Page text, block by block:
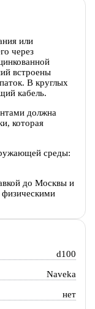
или
через
встроены
В круглых
кабель.
должна
которая
среды:
до Москвы и
d100
Naveka
нет